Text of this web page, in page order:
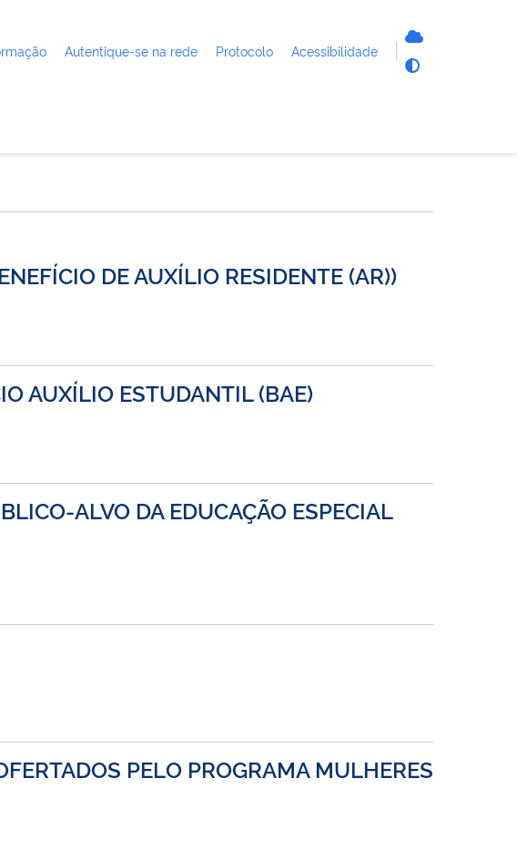
Autentique-se na rede Protocolo Acessibilidade
DE AUXÍLIO RESIDENTE (AR))
AUXÍLIO ESTUDANTIL (BAE)
ALVO DA EDUCAÇÃO ESPECIAL
PELO PROGRAMA MULHERES